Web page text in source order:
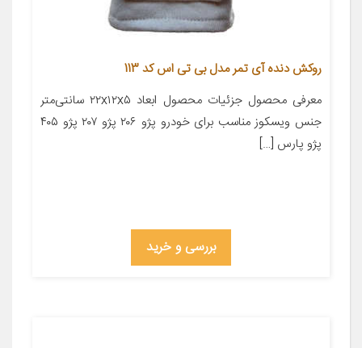
روکش دنده آی تمر مدل بی تی اس کد 113
معرفی محصول جزئیات محصول ابعاد ۲۲x۱۲x۵ سانتی‌متر
جنس ویسکوز مناسب برای خودرو پژو ۲۰۶ پژو ۲۰۷ پژو ۴۰۵
پژو پارس […]
بررسی و خرید